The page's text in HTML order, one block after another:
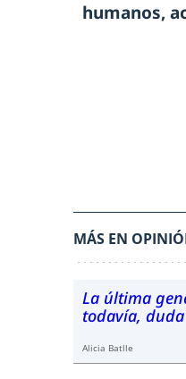
humanos,
MÁS EN
La última
todavía, duda
Alicia Batlle